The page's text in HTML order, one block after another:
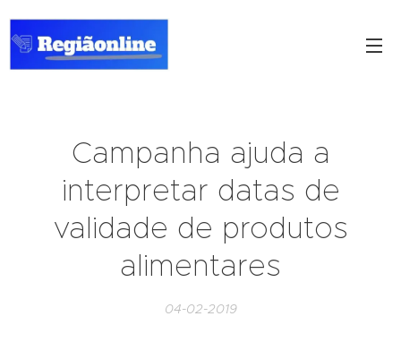
Campanha ajuda a
interpretar datas de
validade de produtos
alimentares
04-02-2019